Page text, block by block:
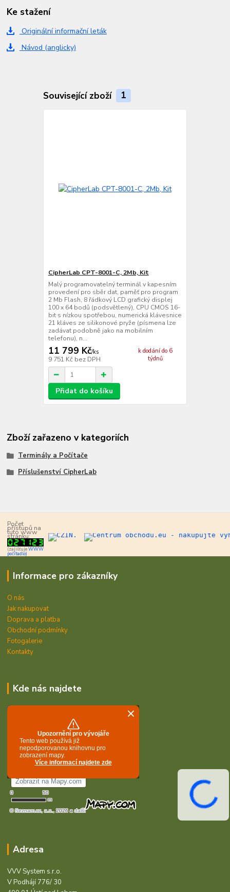
Ke stažení
Originální informační leták
Návod (anglicky)
Související zboží 1
CipherLab CPT-8001-C, 2Mb, Kit
Malý programovatelný terminál v kapesním
provedení pro sběr dat, paměť pro program
2 Mb Flash, 8 řádkový LCD grafický displej
100 x 64 bodů (podsvětlený), CPU CMOS 16-
bit s nízkou spotřebou, numerická klávesnice
21 kláves ze silikonové pryže (písmena lze
zadávat podobně jako na mobilním
telefonu), n...
11 799 Kč/ks
9 751 Kč bez DPH
k dodání do 6
týdnů
Přidat do košíku
Zboží zařazeno v kategoriích
Terminály a Počítače
Příslušenství CipherLab
Počet
přístupů na
tuto www
stránku:
(zajišťujeWWW
počítadlo)
Informace pro zákazníky
O nás
Jak nakupovat
Doprava a platba
Obchodní podmínky
Fotogalerie
Kontakty
Kde nás najdete
Adresa
VVV System s.r.o.
V Podhájí 776/ 30